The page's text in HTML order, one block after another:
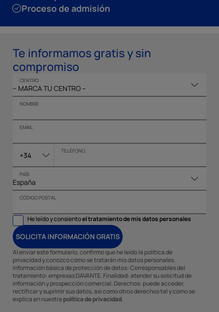
Proceso de admisión
Te informamos gratis y sin
compromiso
CENTRO
NOMBRE
EMAIL
+34 TELÉFONO
PAÍS
CÓDIGO POSTAL
He leído y consientoel tratamiento de mis datos personales
SOLICITA INFORMACIÓN GRATIS
Al enviar este formulario, confirmo que he leído la política de
privacidad y conozco cómo se tratarán mis datos personales.
Información básica de protección de datos: Corresponsables del
tratamiento: empresas DAVANTE. Finalidad: atender su solicitud de
información y prospección comercial. Derechos: puede acceder,
rectificar y suprimir sus datos, así como otros derechos tal y como se
explica en nuestra política de privacidad.